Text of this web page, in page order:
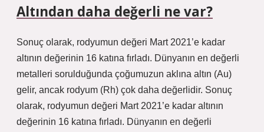
Altından daha değerli ne var?
Sonuç olarak, rodyumun değeri Mart 2021’e kadar
altının değerinin 16 katına fırladı. Dünyanın en değerli
metalleri sorulduğunda çoğumuzun aklına altın (Au)
gelir, ancak rodyum (Rh) çok daha değerlidir. Sonuç
olarak, rodyumun değeri Mart 2021’e kadar altının
değerinin 16 katına fırladı. Dünyanın en değerli